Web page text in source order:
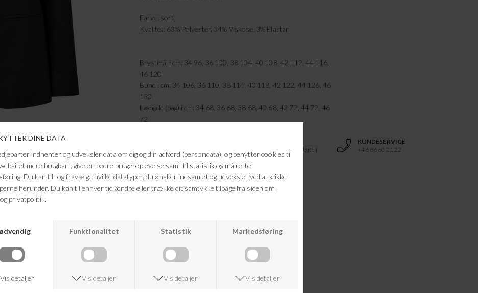
Farve: sort
Kvalitet: 63% Polyester, 34% Viskose, 3% Elastan
Brystmål i cm: 34 96, 36 100, 38 104, 40 108, 42 112, 44 116,
46 120
Bund i cm: 34 106, 36 110, 38 114, 40 118, 42 122, 44 126, 46
130
Længde (bag) i cm: 34 68, 36 68, 38 68, 40 68, 42 72, 44 72, 46
72
VED KØB OVER 500,-
14 DAGES RETURRET
KUNDESERVICE
+46 86 60 21 22